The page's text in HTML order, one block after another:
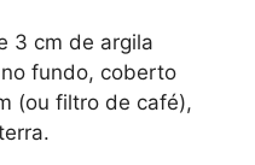
3 cm de argila
fundo, coberto
(ou filtro de café),